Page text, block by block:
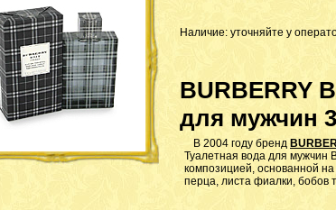
Наличие: уточняйте у
BURBERRY
для мужчин
В 2004 году бренд
Туалетная вода для мужчин
композицией, основанной
перца, листа фиалки, бобов